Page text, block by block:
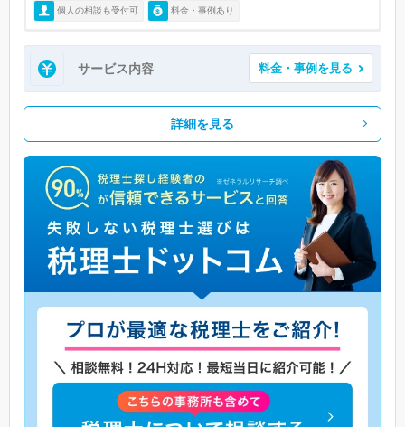
個人の相談も受付可 料金・事例あり
サービス内容 料金・事例を見る
詳細を見る